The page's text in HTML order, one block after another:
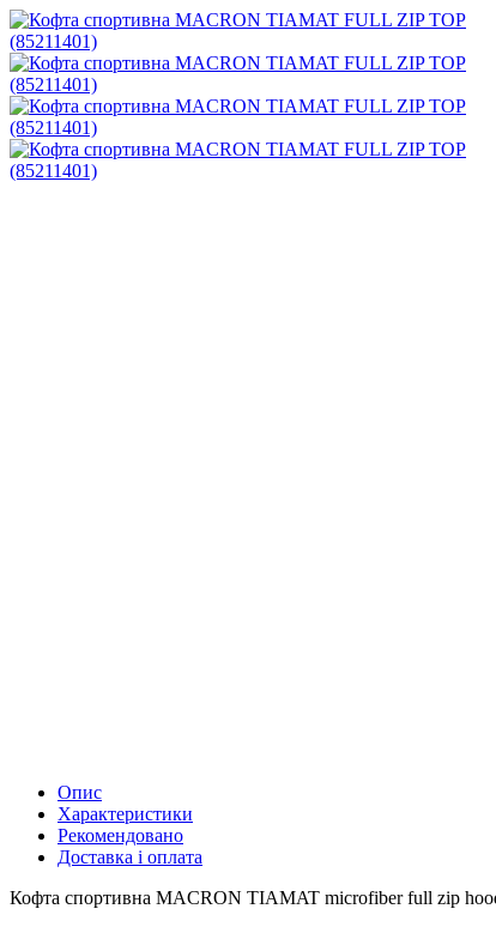
Опис
Характеристики
Рекомендовано
Доставка і оплата
Кофта спортивна MACRON TIAMAT microfiber full zip